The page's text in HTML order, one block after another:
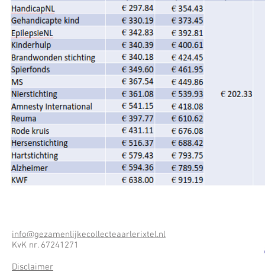
info@gezamenlijkecollecteaarlerixtel.nl
KvK nr. 67241271
Disclaimer